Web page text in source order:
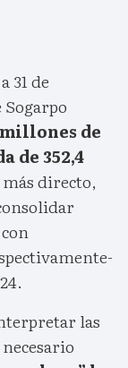
31 de
de
de 352,4
directo,
las